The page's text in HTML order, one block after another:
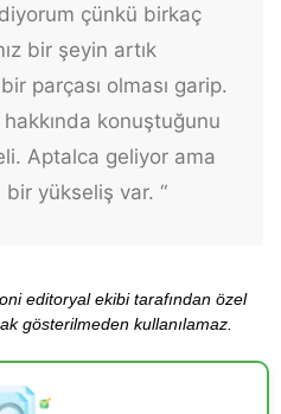
çünkü birkaç
bir şeyin artık
parçası olması garip.
hakkında konuştuğunu
Aptalca geliyor ama
bir yükseliş var. “
editoryal ekibi tarafından özel
gösterilmeden kullanılamaz.